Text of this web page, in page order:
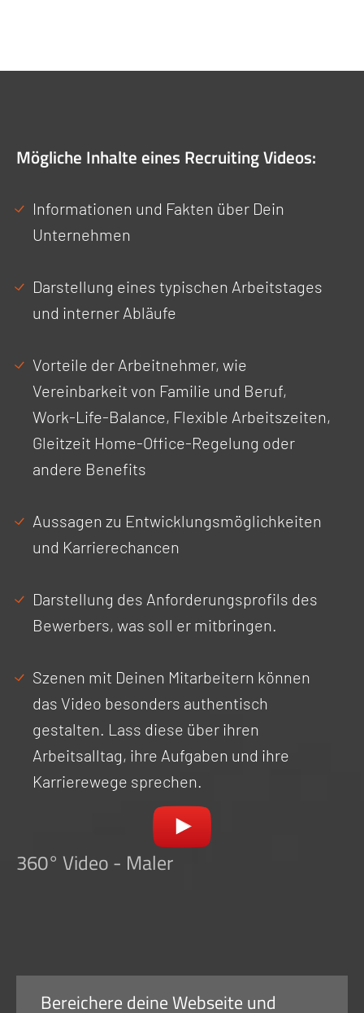
Mögliche Inhalte eines Recruiting Videos:
Informationen und Fakten über Dein
Unternehmen
Darstellung eines typischen Arbeitstages
und interner Abläufe
Vorteile der Arbeitnehmer, wie
Vereinbarkeit von Familie und Beruf,
Work-Life-Balance, Flexible Arbeitszeiten,
Gleitzeit Home-Office-Regelung oder
andere Benefits
Aussagen zu Entwicklungsmöglichkeiten
und Karrierechancen
Darstellung des Anforderungsprofils des
Bewerbers, was soll er mitbringen.
Szenen mit Deinen Mitarbeitern können
das Video besonders authentisch
gestalten. Lass diese über ihren
Arbeitsalltag, ihre Aufgaben und ihre
Karrierewege sprechen.
360° Video - Maler
Bereichere deine Webseite und